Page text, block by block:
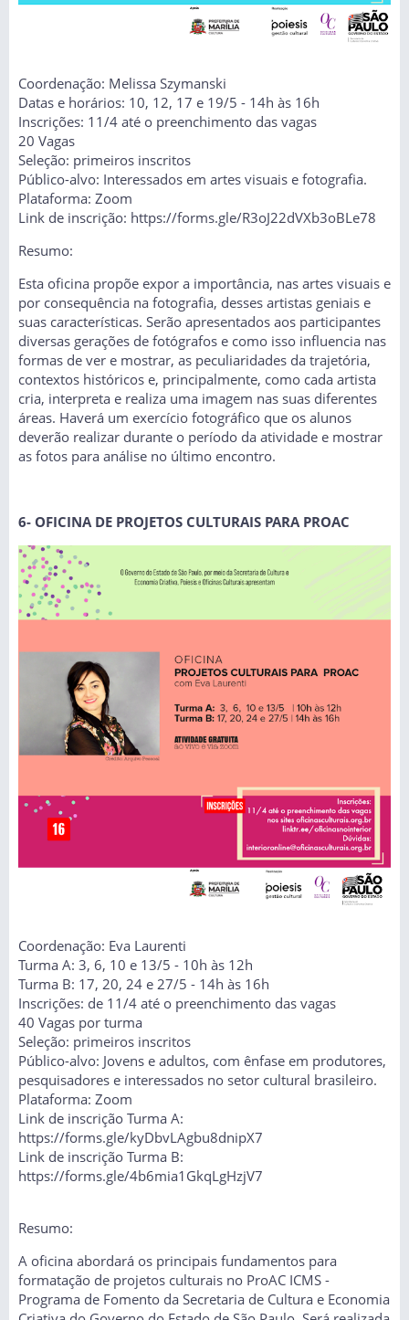
Coordenação: Melissa Szymanski
Datas e horários: 10, 12, 17 e 19/5 - 14h às 16h
Inscrições: 11/4 até o preenchimento das vagas
20 Vagas
Seleção: primeiros inscritos
Público-alvo: Interessados em artes visuais e fotografia.
Plataforma: Zoom
Link de inscrição: https://forms.gle/R3oJ22dVXb3oBLe78
Resumo:
Esta oficina propõe expor a importância, nas artes visuais e
por consequência na fotografia, desses artistas geniais e
suas características. Serão apresentados aos participantes
diversas gerações de fotógrafos e como isso influencia nas
formas de ver e mostrar, as peculiaridades da trajetória,
contextos históricos e, principalmente, como cada artista
cria, interpreta e realiza uma imagem nas suas diferentes
áreas. Haverá um exercício fotográfico que os alunos
deverão realizar durante o período da atividade e mostrar
as fotos para análise no último encontro.
6- OFICINA DE PROJETOS CULTURAIS PARA PROAC
Coordenação: Eva Laurenti
Turma A: 3, 6, 10 e 13/5 - 10h às 12h
Turma B: 17, 20, 24 e 27/5 - 14h às 16h
Inscrições: de 11/4 até o preenchimento das vagas
40 Vagas por turma
Seleção: primeiros inscritos
Público-alvo: Jovens e adultos, com ênfase em produtores,
pesquisadores e interessados no setor cultural brasileiro.
Plataforma: Zoom
Link de inscrição Turma A:
https://forms.gle/kyDbvLAgbu8dnipX7
Link de inscrição Turma B:
https://forms.gle/4b6mia1GkqLgHzjV7
Resumo:
A oficina abordará os principais fundamentos para
formatação de projetos culturais no ProAC ICMS -
Programa de Fomento da Secretaria de Cultura e Economia